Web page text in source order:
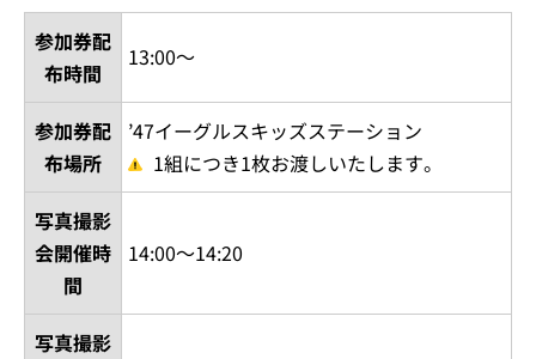
参加券配
布時間
13:00～
参加券配
布場所
’47イーグルスキッズステーション
1組につき1枚お渡しいたします。
写真撮影
会開催時
間
14:00～14:20
写真撮影